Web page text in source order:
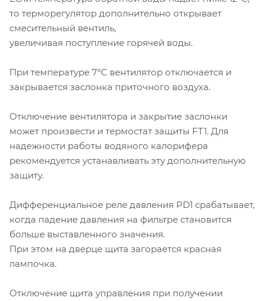
то терморегулятор дополнительно открывает
смесительный вентиль,
увеличивая поступление горячей воды.
При температуре 7°С вентилятор отключается и
закрывается заслонка приточного воздуха.
Отключение вентилятора и закрытие заслонки
может произвести и термостат защиты FT1. Для
надежности работы водяного калорифера
рекомендуется устанавливать эту дополнительную
защиту.
Дифференциальное реле давления PD1 срабатывает,
когда падение давления на фильтре становится
больше выставленного значения.
При этом на дверце щита загорается красная
лампочка.
Отключение щита управления при получении